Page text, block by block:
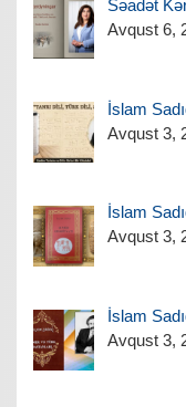
Səadət
Avqust 6,
İslam
Avqust 3,
İslam
Avqust 3,
İslam
Avqust 3,